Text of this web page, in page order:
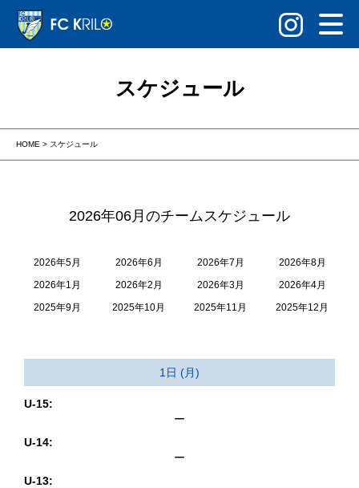
スケジュール
HOME > スケジュール
2026年06月のチームスケジュール
2026年8月
2026年7月
2026年6月
2026年5月
2026年4月
2026年3月
2026年2月
2026年1月
2025年12月
2025年11月
2025年10月
2025年9月
1日 (月)
U-15:
ー
U-14:
ー
U-13: